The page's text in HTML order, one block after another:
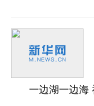
一边湖一边海